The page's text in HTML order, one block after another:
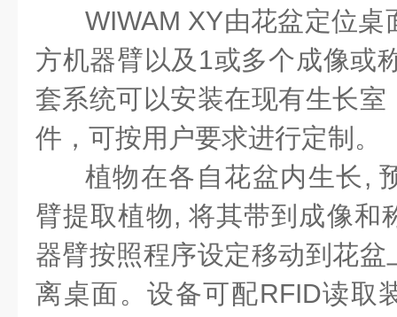
WIWAM XY由花盆定位
方机器臂以及1或多个成像或
套系统可以安装在现有生长
件，可按用户要求进行定制。
植物在各自花盆内生长,
臂提取植物, 将其带到成像和
器臂按照程序设定移动到花
离桌面。设备可配RFID读取